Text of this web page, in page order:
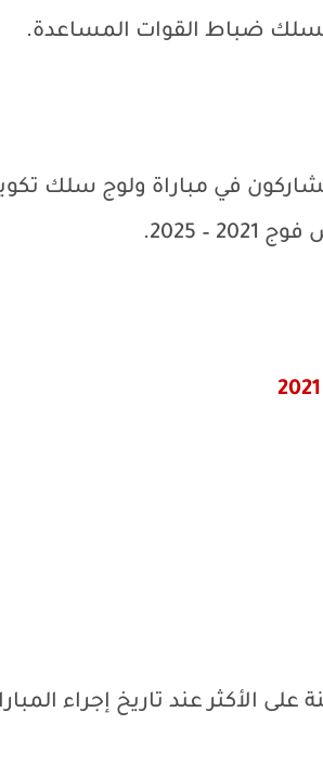
بسلك ضباط القوات المساعدة.
في مباراة ولوج سلك
2025.